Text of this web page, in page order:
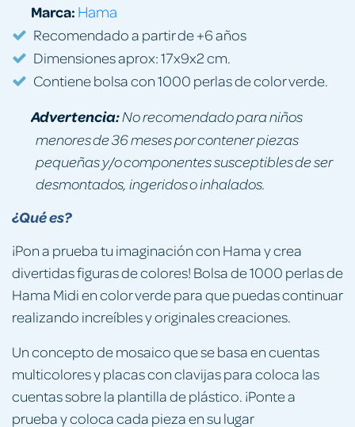
¿Qué es?
¡Pon a prueba tu imaginación con Hama y crea
divertidas figuras de colores! Bolsa de 1000 perlas de
Hama Midi en color verde para que puedas continuar
realizando increíbles y originales creaciones.
Un concepto de mosaico que se basa en cuentas
multicolores y placas con clavijas para coloca las
cuentas sobre la plantilla de plástico. ¡Ponte a
prueba y coloca cada pieza en su lugar
Marca: Hama
Recomendado a partir de +6 años
Dimensiones aprox: 17x9x2 cm.
Contiene bolsa con 1000 perlas de color verde.
Advertencia:No recomendado para niños
menores de 36 meses por contener piezas
pequeñas y/o componentes susceptibles de ser
desmontados, ingeridos o inhalados.